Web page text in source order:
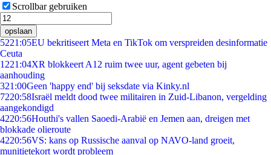
Scrollbar gebruiken
opslaan
5221:05EU bekritiseert Meta en TikTok om verspreiden desinformatie
Ceuta
1221:04XR blokkeert A12 ruim twee uur, agent gebeten bij
aanhouding
321:00Geen 'happy end' bij seksdate via Kinky.nl
7220:58Israël meldt dood twee militairen in Zuid-Libanon, vergelding
aangekondigd
4220:56Houthi's vallen Saoedi-Arabië en Jemen aan, dreigen met
blokkade olieroute
4220:56VS: kans op Russische aanval op NAVO-land groeit,
munitietekort wordt probleem